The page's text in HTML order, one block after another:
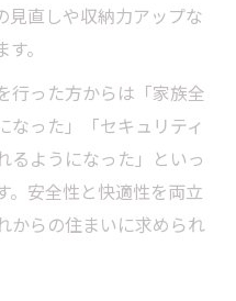
見直しや収納力アップな
。
行った方からは「家族全
なった」「セキュリティ
るようになった」といっ
。安全性と快適性を両立
からの住まいに求められ